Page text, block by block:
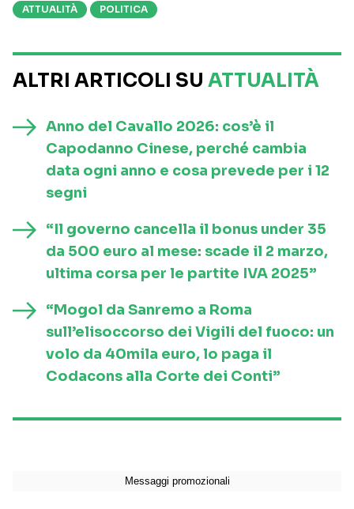
ATTUALITÀ POLITICA
ALTRI ARTICOLI SU ATTUALITÀ
Anno del Cavallo 2026: cos’è il
Capodanno Cinese, perché cambia
data ogni anno e cosa prevede per i 12
segni
“Il governo cancella il bonus under 35
da 500 euro al mese: scade il 2 marzo,
ultima corsa per le partite IVA 2025”
“Mogol da Sanremo a Roma
sull’elisoccorso dei Vigili del fuoco: un
volo da 40mila euro, lo paga il
Codacons alla Corte dei Conti”